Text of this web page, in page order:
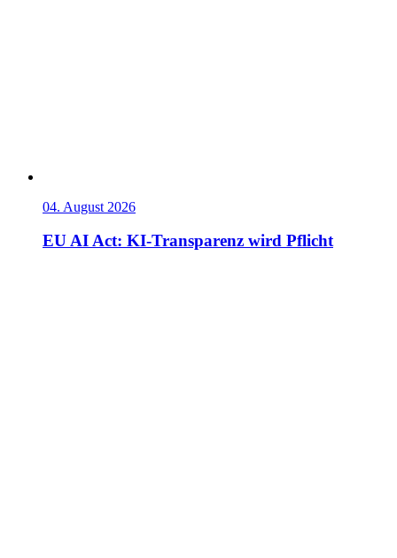
04. August 2026
EU AI Act: KI-Transparenz wird Pflicht